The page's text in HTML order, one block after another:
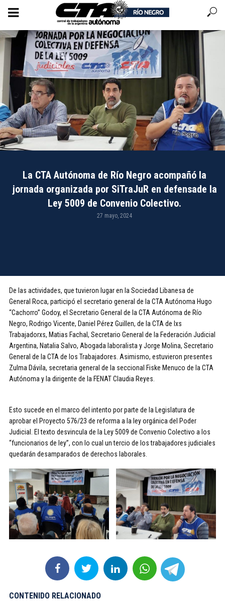
La CTA Autónoma de Río Negro acompañó la
jornada organizada por SiTraJuR en defensade la
Ley 5009 de Convenio Colectivo.
27 mayo, 2024
De las actividades, que tuvieron lugar en la Sociedad Libanesa de
General Roca, participó el secretario general de la CTA Autónoma Hugo
“Cachorro” Godoy, el Secretario General de la CTA Autónoma de Río
Negro, Rodrigo Vicente, Daniel Pérez Guillen, de la CTA de lxs
Trabajadorxs, Matias Fachal, Secretario General de la Federación Judicial
Argentina, Natalia Salvo, Abogada laboralista y Jorge Molina, Secretario
General de la CTA de los Trabajadores. Asimismo, estuvieron presentes
Zulma Dávila, secretaria general de la seccional Fiske Menuco de la CTA
Autónoma y la dirigente de la FENAT Claudia Reyes.
Esto sucede en el marco del intento por parte de la Legislatura de
aprobar el Proyecto 576/23 de reforma a la ley orgánica del Poder
Judicial. El texto desvincula de la Ley 5009 de Convenio Colectivo a los
“funcionarios de ley”, con lo cual un tercio de los trabajadores judiciales
quedarán desamparados de derechos laborales.
CONTENIDO RELACIONADO